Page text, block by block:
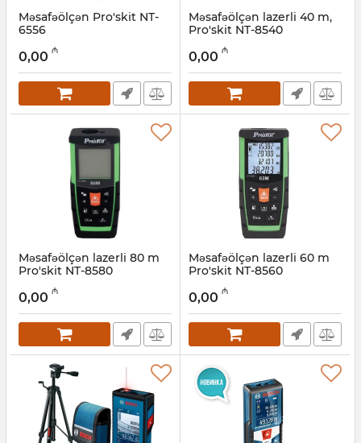
Məsafəölçən Pro'skit NT-
6556
027001109
0,00 ₼
Məsafəölçən lazerli 40 m,
Pro'skit NT-8540
027001113
0,00 ₼
Məsafəölçən lazerli 80 m
Pro'skit NT-8580
027001111
0,00 ₼
Məsafəölçən lazerli 60 m
Pro'skit NT-8560
027001110
0,00 ₼